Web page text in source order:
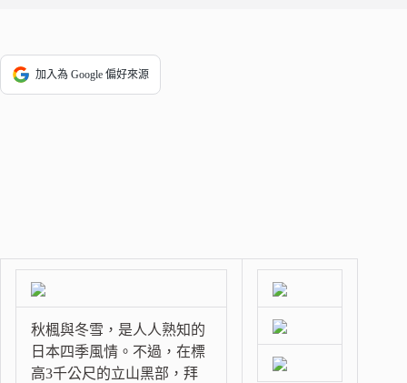
加入為 Google 偏好來源
秋楓與冬雪，是人人熟知的
日本四季風情。不過，在標
高3千公尺的立山黑部，拜